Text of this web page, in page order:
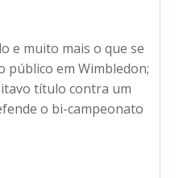
e muito mais o que se
público em Wimbledon;
título contra um
o bi-campeonato